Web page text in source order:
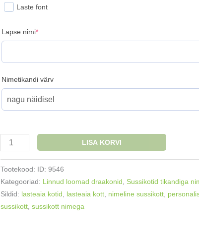
Laste font
Lapse nimi*(required)
Nimetikandi värv
Sussikott
nimetikandiga
LISA KORVI
Tootekood: ID: 9546
Kategooriad: Linnud loomad draakonid, Sussikotid tikandiga
Sildid: lasteaia kotid, lasteaia kott, nimeline sussikott,
sussikott,sussikott nimega